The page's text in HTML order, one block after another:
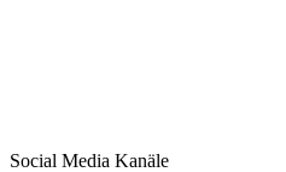
Social Media Kanäle